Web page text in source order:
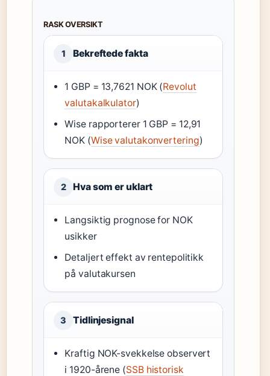
RASK OVERSIKT
1 Bekreftede fakta
1 GBP = 13,7621 NOK (Revolut
valutakalkulator)
Wise rapporterer 1 GBP = 12,91
NOK (Wise valutakonvertering)
2 Hva som er uklart
Langsiktig prognose for NOK
usikker
Detaljert effekt av rentepolitikk
på valutakursen
3 Tidlinjesignal
Kraftig NOK-svekkelse observert
i 1920-årene (SSB historisk